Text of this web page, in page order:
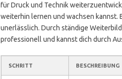
für Druck und Technik
weiterhin lernen und wachsen kannst.
unerlässlich. Durch ständige
professionell und kannst dich durch
SCHRITT BESCHREIBUNG